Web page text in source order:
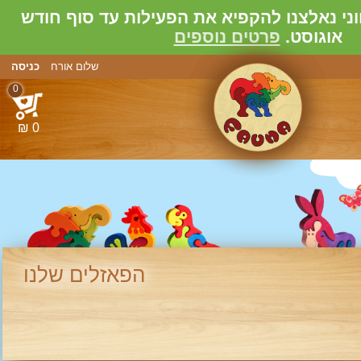
נאלצנו להקפיא את הפעילות עד סוף חודש
אוגוסט. פרטים נוספים
0
0 ₪
שלום אורח כניסה
הפאזלים שלנו
פילים